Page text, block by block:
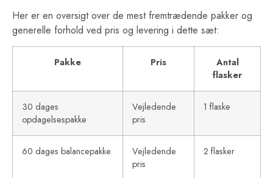
Her er en oversigt over de mest fremtrædende pakker og
generelle forhold ved pris og levering i dette sæt:
Pakke Pris
Antal
flasker
30 dages
opdagelsespakke
Vejledende
pris
1 flaske
60 dages balancepakke
Vejledende
pris
2 flasker